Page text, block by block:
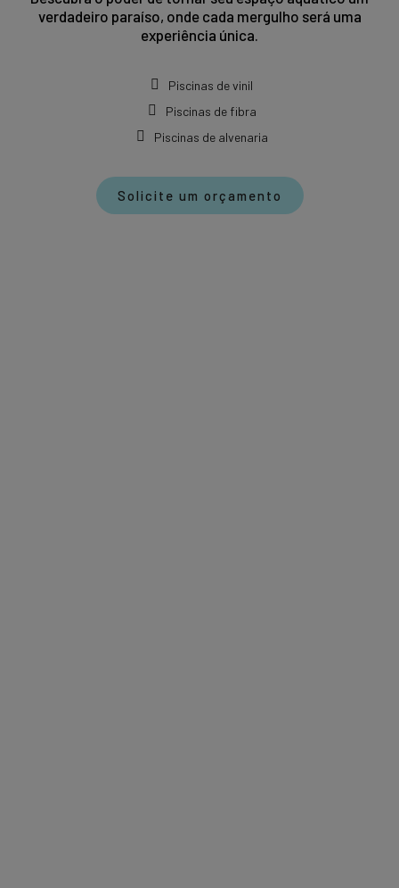
verdadeiro paraíso, onde cada mergulho será uma
experiência única.
Piscinas de vinil
Piscinas de fibra
Piscinas de alvenaria
Solicite um orçamento